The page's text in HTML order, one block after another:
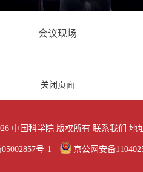
会议现场
关闭页面
中国科学院 版权所有 联系我们 地
号-1 京公网安备